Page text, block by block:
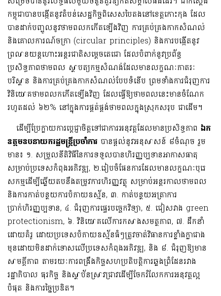
កម្ពុជាបានបង្កើតនូវតំបន់សេដ្ឋកិច្ចពិសេសបៃតងនៅខេត្តកោះកុង ដែល
បានដាក់បញ្ចូលនូវថាមពលកកើតឡើងវិញ ការគ្រប់គ្រងកាកសំណល់
និងគោលការណ៍ចក្រា (circular principles) និងការបង្កើតនូវ
ព្រលានយន្តហោះអន្តរជាតិសម្តេចតេជោ ដែលបំពាក់នូវប្រព័ន្ធ
ប្រសិទ្ធភាពថាមពល ស្ថាបត្យកម្មសំណង់ដែលមានលក្ខណៈភាតរៈ
បរិស្ថាន និងការគ្រប់គ្រងកាកសំណល់បែបទំនើប ព្រមទាំងការជំរុញការ
វិនិយោគថាមពលកកើតឡើងវិញ ដែលធ្វើឱ្យថាមពលនេះមានចំណែក
រហូតដល់ ៦២% នៅក្នុងការផ្គត់ផ្គង់ថាមពលក្នុងស្រុកសរុប ជាដើម។
ដើម្បីប្រែក្លាយការប្តេជ្ញាចិត្តទៅជាការអនុវត្តដែលមានប្រសិទ្ធភាព ឯក
ឧត្តមឧបនាយករដ្ឋមន្រ្តីប្រចាំការ បានផ្តល់នូវអនុសាសន៍ ៨ចំណុច រួម
មាន៖ ១. សម្រួលនីតិវិធីនៃការទទួលបានហិរញ្ញប្បទានអាកាសធាតុ
សម្រាប់ប្រទេសកំពុងអភិវឌ្ឍ, ២.រៀបចំផែនការដែលមានលក្ខណៈបុរេ
សកម្មដើម្បីឆ្លើយតបនឹងតម្រូវការហិរញ្ញវត្ថុ សម្រាប់អន្តរកាលថាមពល
និងការកាត់បន្ថយការបំភាយឧស្ម័ន, ៣. កាត់បន្ថយអត្រាការ
ប្រាក់ហិរញ្ញប្បទាន, ៤. ជំរុញការផ្ទេរបច្ចេកវិទ្យា, ៥. ជៀសវាង green
protectionism, ៦. វិនិយោគលើការកសាងសមត្ថភាព, ៧. ដឹកនាំ
ដោយគំរូ ដោយប្រទេសបំភាយឧស្ម័នធំៗត្រូវចាត់វិធានការខ្លាំងក្លាជាង
មុនដោយមិនដាក់ទោសលើប្រទេសកំពុងអភិវឌ្ឍ, និង ៨. ជំរុញឱ្យមាន
សាមគ្គីភាព តាមរយៈការពង្រឹងកិច្ចសហប្រតិបត្តិការឆ្លងព្រំដែនរវាង
រដ្ឋាភិបាល ធុរកិច្ច និងស្ថាប័នស្រាវជ្រាវដើម្បីចែករំលែកការអនុវត្តល្អ
បំផុត និងការច្នៃប្រឌិត។